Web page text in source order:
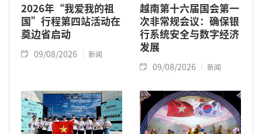
2026年“我爱我的祖
国”行程第四站活动在
奠边省启动
09/08/2026 新闻
越南第十六届国会第一
次非常规会议：确保银
行系统安全与数字经济
发展
09/08/2026 新闻